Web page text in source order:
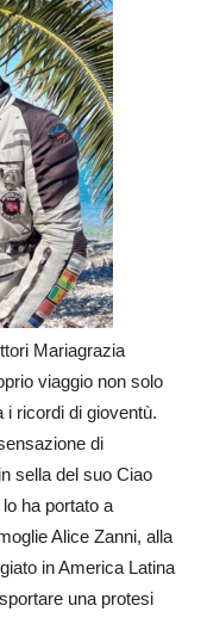
Mariagrazia
viaggio non solo
i ricordi di gioventù.
di
sella del suo Ciao
ha portato a
Alice Zanni, alla
in America Latina
una protesi